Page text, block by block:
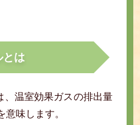
とは
、温室効果ガスの排出量
味します。